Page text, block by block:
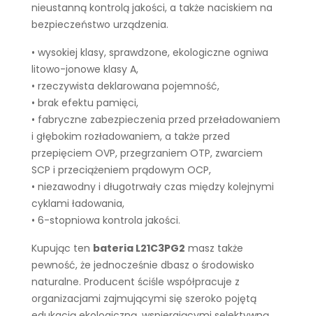
nieustanną kontrolą jakości, a także naciskiem na
bezpieczeństwo urządzenia.
• wysokiej klasy, sprawdzone, ekologiczne ogniwa
litowo-jonowe klasy A,
• rzeczywista deklarowana pojemność,
• brak efektu pamięci,
• fabryczne zabezpieczenia przed przeładowaniem
i głębokim rozładowaniem, a także przed
przepięciem OVP, przegrzaniem OTP, zwarciem
SCP i przeciążeniem prądowym OCP,
• niezawodny i długotrwały czas między kolejnymi
cyklami ładowania,
• 6-stopniowa kontrola jakości.
Kupując ten bateria L21C3PG2 masz także
pewność, że jednocześnie dbasz o środowisko
naturalne. Producent ściśle współpracuje z
organizacjami zajmującymi się szeroko pojętą